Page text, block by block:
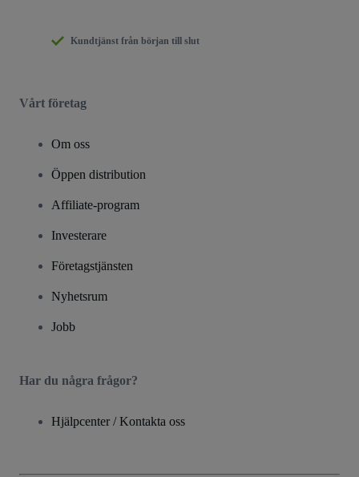
Kundtjänst från början till slut
Vårt företag
Om oss
Öppen distribution
Affiliate-program
Investerare
Företagstjänsten
Nyhetsrum
Jobb
Har du några frågor?
Hjälpcenter / Kontakta oss